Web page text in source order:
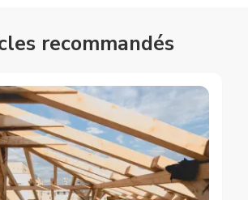
recommandés